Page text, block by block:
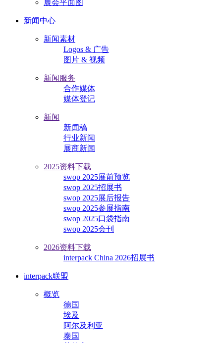
展会平面图
新闻中心
新闻素材
Logos & 广告
图片 & 视频
新闻服务
合作媒体
媒体登记
新闻
新闻稿
行业新闻
展商新闻
2025资料下载
swop 2025展前预览
swop 2025招展书
swop 2025展后报告
swop 2025参展指南
swop 2025口袋指南
swop 2025会刊
2026资料下载
interpack China 2026招展书
interpack联盟
概览
德国
埃及
阿尔及利亚
泰国